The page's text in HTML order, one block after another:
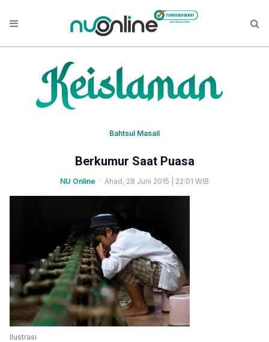
Bahtsul Masail
Berkumur Saat Puasa
NU Online · Ahad, 28 Juni 2015 | 22:01 WIB
Ilustrasi